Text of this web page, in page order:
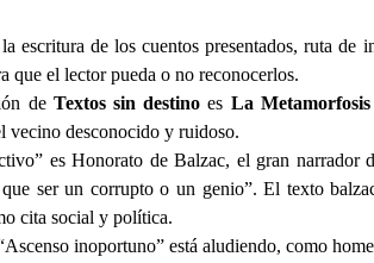
escritura de los cuentos presentados, ruta
que el lector pueda o no reconocerlos.
de Textos sin destino es La Metamorfosis
vecino desconocido y ruidoso.
es Honorato de Balzac, el gran narrador
ser un corrupto o un genio”. El texto
cita social y política.
inoportuno” está aludiendo, como